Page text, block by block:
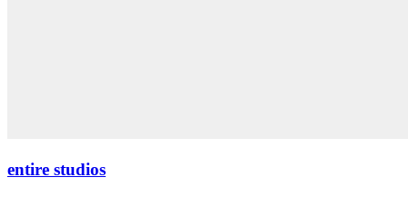
entire studios